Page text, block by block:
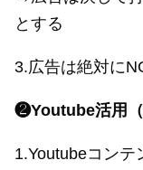
とする
3.広告は絶対に
❷Youtube活用（
1.Youtubeコンテ